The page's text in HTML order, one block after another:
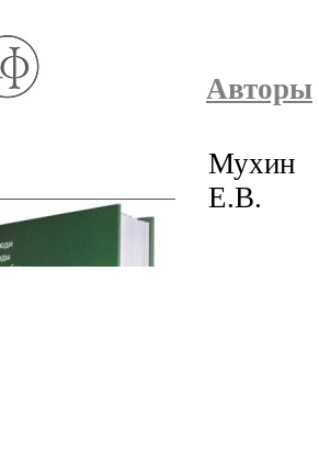
Авторы
Мухин
Е.В.